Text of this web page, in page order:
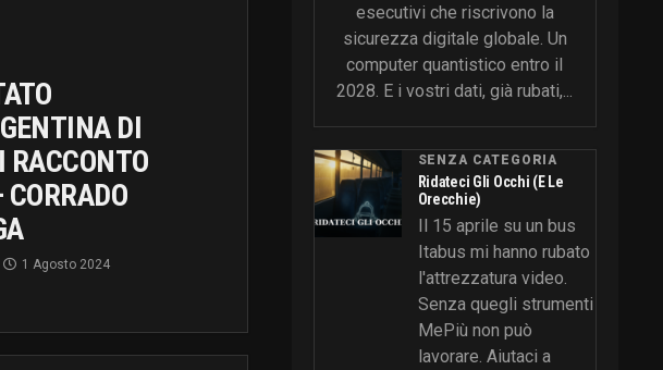
DI
RACCONTO
1 Agosto 2024
esecutivi che riscrivono la
sicurezza digitale globale. Un
computer quantistico entro il
2028. E i vostri dati, già rubati,...
SENZA CATEGORIA
Ridateci Gli Occhi (e Le
Orecchie)
Il 15 aprile su un bus
Itabus mi hanno rubato
l'attrezzatura video.
Senza quegli strumenti
MePiù non può
lavorare. Aiutaci a